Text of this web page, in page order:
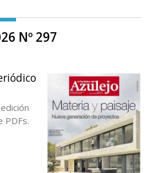
Nº 297
PDFs.